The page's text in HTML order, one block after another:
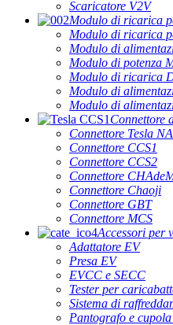
Scaricatore V2V
Modulo di ricarica
Modulo di ricarica
Modulo di
Modulo di potenza
Modulo di ricarica
Modulo di
Modulo di
Connettore
Connettore Tesla
Connettore CCS1
Connettore CCS2
Connettore
Connettore Chaoji
Connettore GBT
Connettore MCS
Accessori per
Adattatore EV
Presa EV
EVCC e SECC
Tester per
Sistema di
Pantografo e